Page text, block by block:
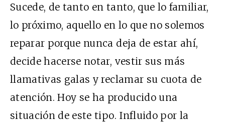
Sucede, de tanto en tanto, que lo familiar,
lo próximo, aquello en lo que no solemos
reparar porque nunca deja de estar ahí,
decide hacerse notar, vestir sus más
llamativas galas y reclamar su cuota de
atención. Hoy se ha producido una
situación de este tipo. Influido por la